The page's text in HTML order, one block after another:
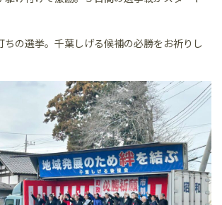
ちの選挙。千葉しげる候補の必勝をお祈りし